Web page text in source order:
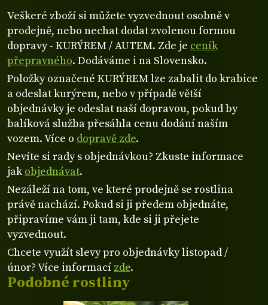
Podobné rostliny
Veškeré zboží si můžete vyzvednout osobně v
prodejně, nebo nechat dodat zvolenou formou
dopravy - KURÝREM / AUTEM. Zde je ceník
přepravného. Dodáváme i na Slovensko.
Položky označené KURÝREM lze zabalit do krabice
a odeslat kurýrem, nebo v případě větší
objednávky je odeslat naší dopravou, pokud by
balíková služba přesáhla cenu dodání naším
vozem. Více o dopravě zde.
Nevíte si rady s objednávkou? Zkuste informace
jakobjednávat.
Nezáleží na tom, ve které prodejně se rostlina
právě nachází. Pokud si ji předem objednáte,
připravíme vám ji tam, kde si ji přejete
vyzvednout.
Chcete využít slevy pro objednávky listopad /
únor? Více informací zde.